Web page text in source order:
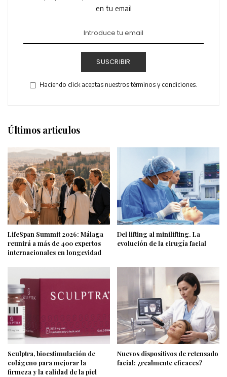
en tu email
SUSCRIBIR
Haciendo click aceptas nuestros términos y condiciones.
Últimos articulos
LifeSpan Summit 2026: Málaga
reunirá a más de 400 expertos
internacionales en longevidad
Del lifting al minilifting. La
evolución de la cirugía facial
Sculptra, bioestimulación de
colágeno para mejorar la
firmeza y la calidad de la piel
Nuevos dispositivos de retensado
facial: ¿realmente eficaces?